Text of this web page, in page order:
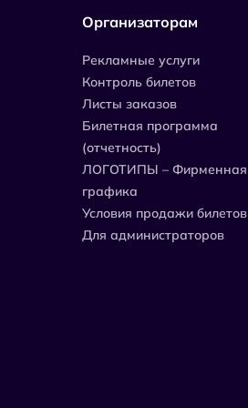
Организаторам
Рекламные услуги
Контроль билетов
Листы заказов
Билетная программа
(отчетность)
ЛОГОТИПЫ – Фирменная
графика
Условия продажи билетов
Для администраторов